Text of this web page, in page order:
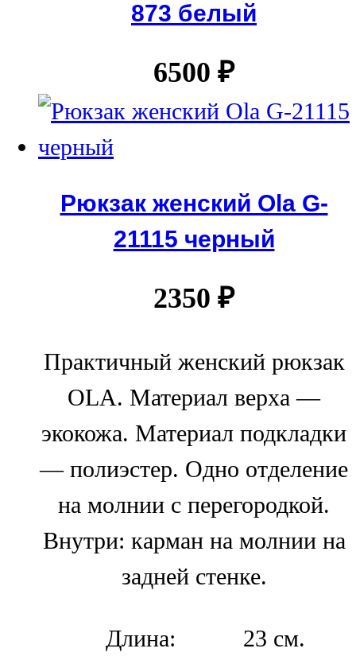
873 белый
6500 ₽
Рюкзак женский Ola G-
21115 черный
2350 ₽
Практичный женский рюкзак
OLA. Материал верха —
экокожа. Материал подкладки
— полиэстер. Одно отделение
на молнии с перегородкой.
Внутри: карман на молнии на
задней стенке.
Длина:
23 см.